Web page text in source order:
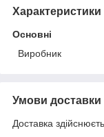
Характеристики
Основні
Виробник
Умови доставки
Доставка